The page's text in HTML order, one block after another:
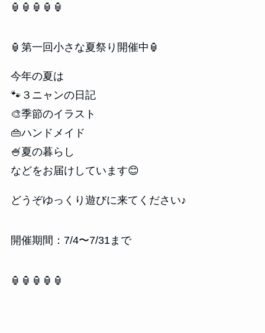
🏮🏮🏮🏮🏮
🏮第一回小さな夏祭り開催中🏮
今年の夏は
🐾３ニャンの日記
🎨季節のイラスト
👜ハンドメイド
🍧夏の暮らし
などをお届けしています😊
どうぞゆっくり遊びに来てください♪
開催期間：7/4〜7/31まで
🏮🏮🏮🏮🏮